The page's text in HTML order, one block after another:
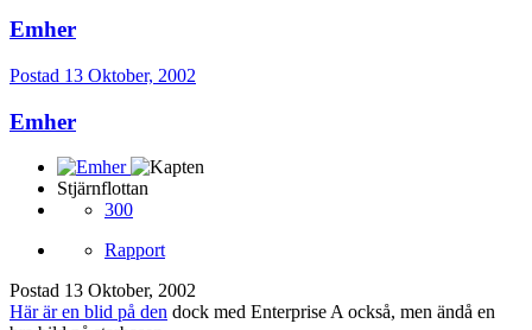
Emher
Postad 13 Oktober, 2002
Emher
Stjärnflottan
300
Rapport
Postad 13 Oktober, 2002
Här är en blid på den dock med Enterprise A också, men ändå en